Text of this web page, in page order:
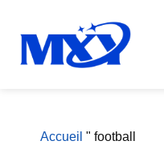
Accueil " football